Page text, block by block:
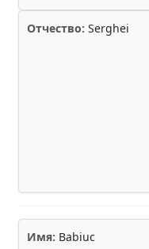
Отчество: Serghei
Имя: Babiuc